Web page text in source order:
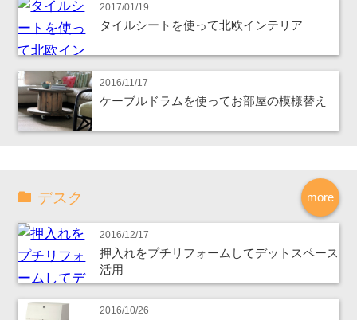
2017/01/19
タイルシートを使って北欧インテリア
2016/11/17
ケーブルドラムを使ってお部屋の模様替え
more
デスク
2016/12/17
押入れをプチリフォームしてデットスペース
活用
2016/10/26